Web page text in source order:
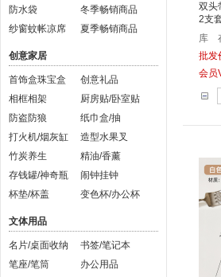
防水袋
冬季畅销商品
纱窗蚊帐凉席
夏季畅销商品
创意家居
首饰盒珠宝盒
创意礼品
相框相架
厨房贴/卧室贴
防盗防狼
纸巾盒/抽
打火机/烟灰缸
造型水果叉
竹炭养生
精油/香薰
存钱罐/神奇瓶
闹钟挂钟
杯垫/杯盖
变色杯/办公杯
文体用品
名片/桌面收纳
书签/笔记本
笔座/笔筒
办公用品
双头
2支
库
批发
会员